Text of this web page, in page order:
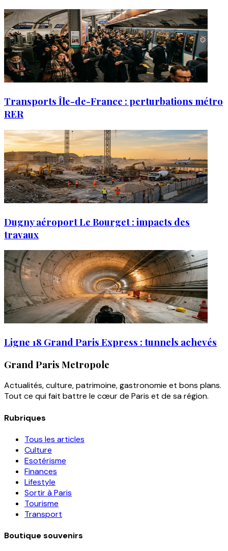
Transports Île-de-France : perturbations métro
RER
Dugny aéroport Le Bourget : impacts des
travaux
Ligne 18 Grand Paris Express : tunnels achevés
Grand Paris Metropole
Actualités, culture, patrimoine, gastronomie et bons plans.
Tout ce qui fait battre le cœur de Paris et de sa région.
Rubriques
Tous les articles
Culture
Esotérisme
Finances
Lifestyle
Sortir à Paris
Tourisme
Transport
Boutique souvenirs